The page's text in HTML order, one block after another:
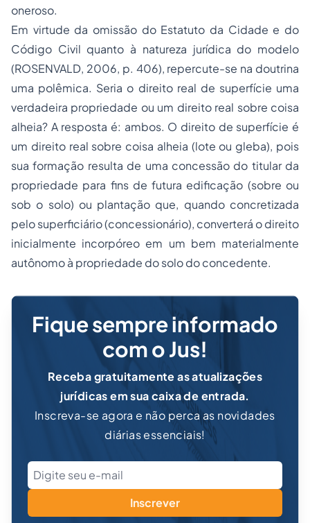
oneroso.
Em virtude da omissão do Estatuto da Cidade e do
Código Civil quanto à natureza jurídica do modelo
(ROSENVALD, 2006, p. 406), repercute-se na doutrina
uma polêmica. Seria o direito real de superfície uma
verdadeira propriedade ou um direito real sobre coisa
alheia? A resposta é: ambos. O direito de superfície é
um direito real sobre coisa alheia (lote ou gleba), pois
sua formação resulta de uma concessão do titular da
propriedade para fins de futura edificação (sobre ou
sob o solo) ou plantação que, quando concretizada
pelo superficiário (concessionário), converterá o direito
inicialmente incorpóreo em um bem materialmente
autônomo à propriedade do solo do concedente.
Fique sempre informado
com o Jus!
Receba gratuitamente as atualizações
jurídicas em sua caixa de entrada.
Inscreva-se agora e não perca as novidades
diárias essenciais!
Inscrever